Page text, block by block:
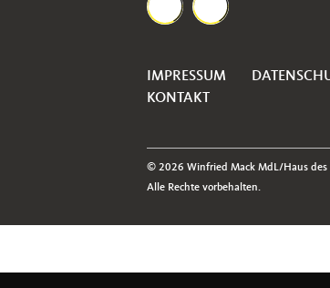
IMPRESSUM
KONTAKT
© 2026 Winfried Mack MdL/Haus des
Alle Rechte vorbehalten.